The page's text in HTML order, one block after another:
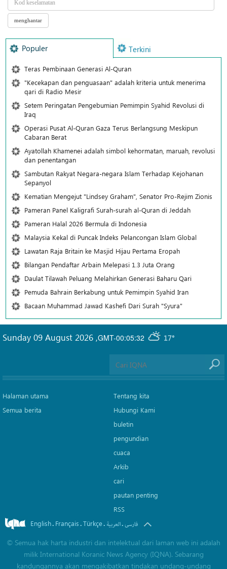
Populer Terkini
Teras Pembinaan Generasi Al-Quran
"Kecekapan dan penguasaan" adalah kriteria untuk menerima
qari di Radio Mesir
Setem Peringatan Pengebumian Pemimpin Syahid Revolusi di
Iraq
Operasi Pusat Al-Quran Gaza Terus Berlangsung Meskipun
Cabaran Berat
Ayatollah Khamenei adalah simbol kehormatan, maruah, revolusi
dan penentangan
Sambutan Rakyat Negara-negara Islam Terhadap Kejohanan
Sepanyol
Kematian Mengejut "Lindsey Graham", Senator Pro-Rejim Zionis
Pameran Panel Kaligrafi Surah-surah al-Quran di Jeddah
Pameran Halal 2026 Bermula di Indonesia
Malaysia Kekal di Puncak Indeks Pelancongan Islam Global
Lawatan Raja Britain ke Masjid Hijau Pertama Eropah
Bilangan Pendaftar Arbain Melepasi 1.3 Juta Orang
Daulat Tilawah Peluang Melahirkan Generasi Baharu Qari
Pemuda Bahrain Berkabung untuk Pemimpin Syahid Iran
Bacaan Muhammad Jawad Kashefi Dari Surah "Syura"
GMT-00:05:32 17°
Sunday 09 August 2026 ,
Halaman utama
Semua berita
Tentang kita
Hubungi Kami
buletin
pengundian
cuaca
Arkib
cari
pautan penting
RSS
English. Français.Türkçe. العربیة.فارسی
© Semua hak harta industri dan intelektual dari laman web ini adalah
milik International Koranic News Agency (IQNA). Sebarang
kandungannya akan mengakibatkan tindakan undang-undang